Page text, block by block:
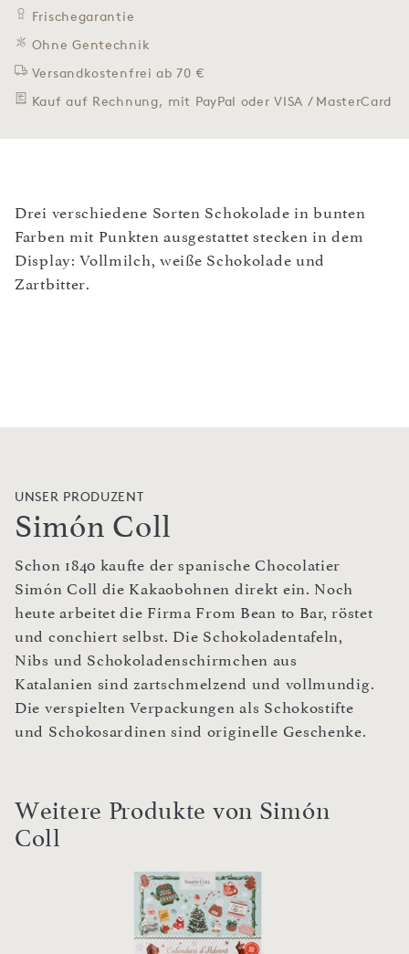
Frischegarantie
Ohne Gentechnik
Versandkostenfrei ab 70 €
Kauf auf Rechnung, mit PayPal oder VISA / MasterCard
Drei verschiedene Sorten Schokolade in bunten
Farben mit Punkten ausgestattet stecken in dem
Display: Vollmilch, weiße Schokolade und
Zartbitter.
UNSER PRODUZENT
Simón Coll
Schon 1840 kaufte der spanische Chocolatier
Simón Coll die Kakaobohnen direkt ein. Noch
heute arbeitet die Firma From Bean to Bar, röstet
und conchiert selbst. Die Schokoladentafeln,
Nibs und Schokoladenschirmchen aus
Katalanien sind zartschmelzend und vollmundig.
Die verspielten Verpackungen als Schokostifte
und Schokosardinen sind originelle Geschenke.
Weitere Produkte von Simón
Coll